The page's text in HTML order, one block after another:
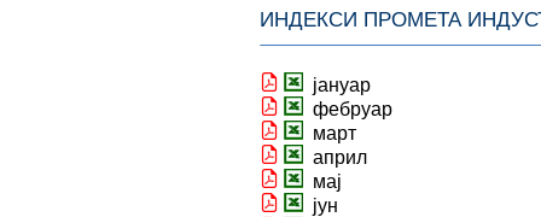
ИНДЕКСИ ПРОМЕТА
јануар
фебруар
март
април
мај
јун